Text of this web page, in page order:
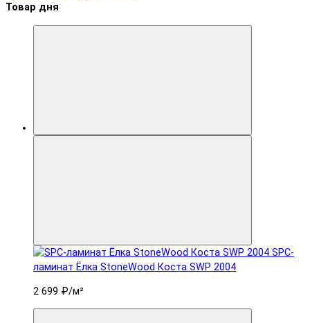
Товар дня
SPC-
ламинат Ëлка StoneWood Коста SWP 2004
2 699 ₽/м²